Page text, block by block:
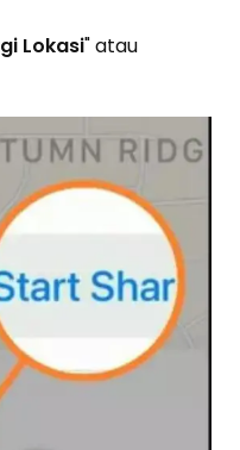
Lokasi" atau